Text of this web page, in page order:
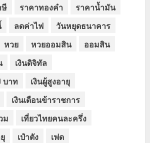
ราคาทองคำ
ราคาน้ำมัน
ลดค่าไฟ
วันหยุดธนาคาร
หวย หวยออมสิน
ออมสิน
เงินดิจิทัล
บาท
เงินผู้สูงอายุ
เงินเดือนข้าราชการ
ม
เที่ยวไทยคนละครึ่ง
เป๋าตัง
เฟด